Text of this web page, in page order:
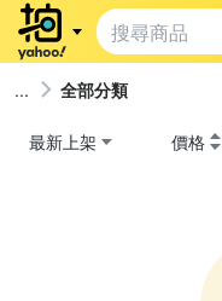
全部分類
最新上架 價格